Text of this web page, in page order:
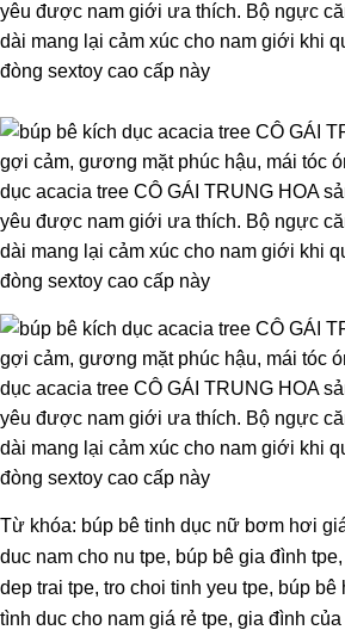
Từ khóa: búp bê tinh dục nữ bơm hơi
duc nam cho nu tpe, búp bê gia đình
dep trai tpe, tro choi tinh yeu tpe, búp bê
tình duc cho nam giá rẻ tpe, gia đình